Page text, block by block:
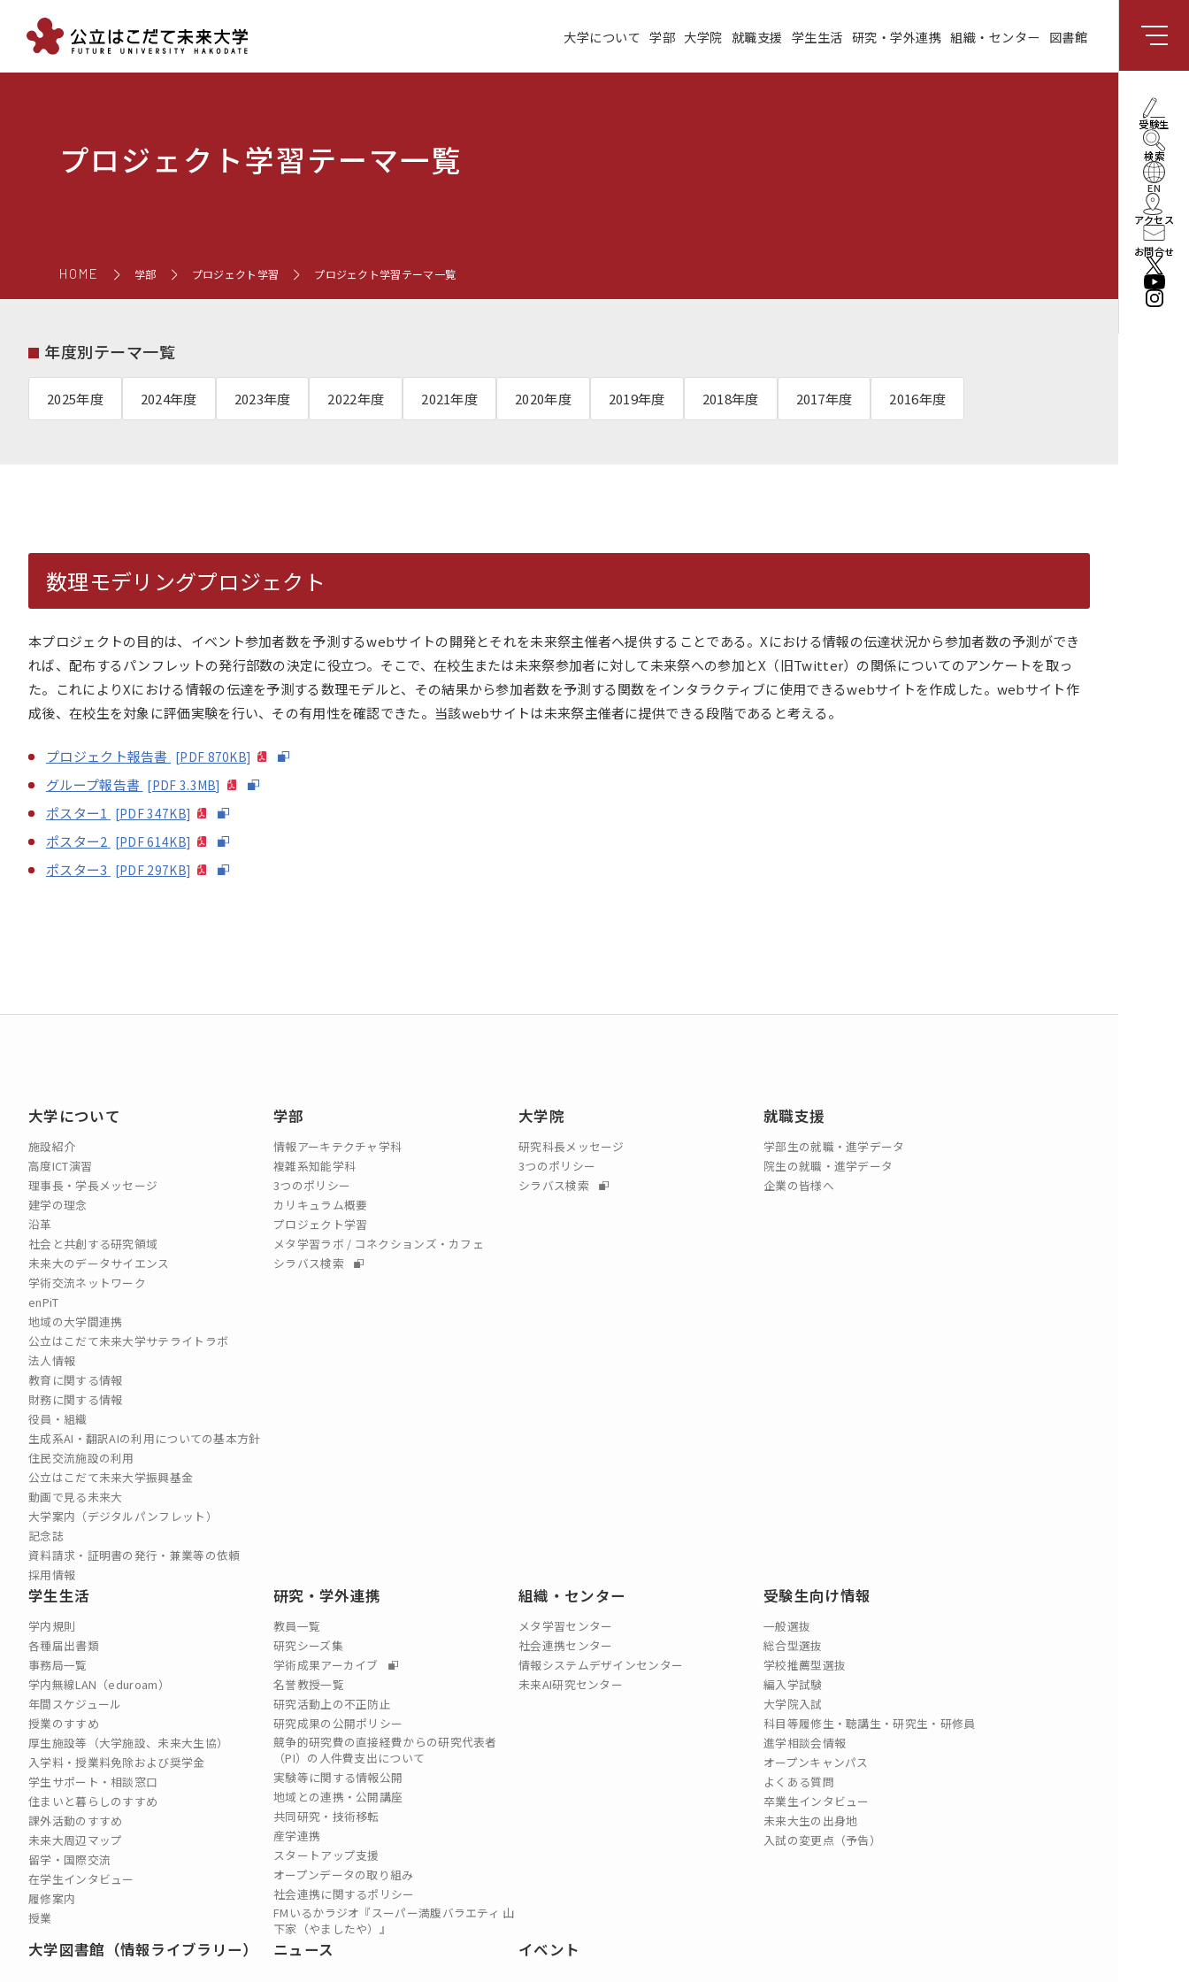
大学について 学部 大学院 就職支援 学生生活 研究・学外連携 組織・センター 図書館
コンセプト動画
建学の理念
地域の大学間連携
動画で見る未来大
大学案内（デジタルパ
ンフレット）
記念誌
EN アクセス お問合せ
受験生
検索
EN
アクセス
お問合せ
プロジェクト学習テーマ一覧
HOME 学部 プロジェクト学習 プロジェクト学習テーマ一覧
年度別テーマ一覧
2025年度 2024年度 2023年度 2022年度 2021年度 2020年度 2019年度 2018年度 2017年度 2016年度
数理モデリングプロジェクト
本プロジェクトの目的は、イベント参加者数を予測するwebサイトの開発とそれを未来祭主催者へ提供することである。Xにおける情報の伝達状況から参加者数の予測ができ
れば、配布するパンフレットの発行部数の決定に役立つ。そこで、在校生または未来祭参加者に対して未来祭への参加とX（旧Twitter）の関係についてのアンケートを取っ
た。これによりXにおける情報の伝達を予測する数理モデルと、その結果から参加者数を予測する関数をインタラクティブに使用できるwebサイトを作成した。webサイト作
成後、在校生を対象に評価実験を行い、その有用性を確認できた。当該webサイトは未来祭主催者に提供できる段階であると考える。
プロジェクト報告書 [PDF 870KB]
グループ報告書 [PDF 3.3MB]
ポスター1 [PDF 347KB]
ポスター2 [PDF 614KB]
ポスター3 [PDF 297KB]
大学について
施設紹介
高度ICT演習
理事長・学長メッセージ
建学の理念
沿革
社会と共創する研究領域
未来大のデータサイエンス
学術交流ネットワーク
enPiT
地域の大学間連携
公立はこだて未来大学サテライトラボ
法人情報
教育に関する情報
財務に関する情報
役員・組織
生成系AI・翻訳AIの利用についての基本方針
住民交流施設の利用
公立はこだて未来大学振興基金
動画で見る未来大
大学案内（デジタルパンフレット）
記念誌
資料請求・証明書の発行・兼業等の依頼
採用情報
学部
情報アーキテクチャ学科
複雑系知能学科
3つのポリシー
カリキュラム概要
プロジェクト学習
メタ学習ラボ / コネクションズ・カフェ
シラバス検索
大学院
研究科長メッセージ
3つのポリシー
シラバス検索
就職支援
学部生の就職・進学データ
院生の就職・進学データ
企業の皆様へ
学生生活
学内規則
各種届出書類
事務局一覧
学内無線LAN（eduroam）
年間スケジュール
授業のすすめ
厚生施設等（大学施設、未来大生協）
入学料・授業料免除および奨学金
学生サポート・相談窓口
住まいと暮らしのすすめ
課外活動のすすめ
未来大周辺マップ
留学・国際交流
在学生インタビュー
履修案内
授業
研究・学外連携
教員一覧
研究シーズ集
学術成果アーカイブ
名誉教授一覧
研究活動上の不正防止
研究成果の公開ポリシー
競争的研究費の直接経費からの研究代表者
（PI）の⼈件費⽀出について
実験等に関する情報公開
地域との連携・公開講座
共同研究・技術移転
産学連携
スタートアップ支援
オープンデータの取り組み
社会連携に関するポリシー
FMいるかラジオ『スーパー満腹バラエティ 山
下家（やましたや）』
組織・センター
メタ学習センター
社会連携センター
情報システムデザインセンター
未来AI研究センター
受験生向け情報
一般選抜
総合型選抜
学校推薦型選抜
編入学試験
大学院入試
科目等履修生・聴講生・研究生・研修員
進学相談会情報
オープンキャンパス
よくある質問
卒業生インタビュー
未来大生の出身地
入試の変更点（予告）
大学図書館（情報ライブラリー） ニュース イベント